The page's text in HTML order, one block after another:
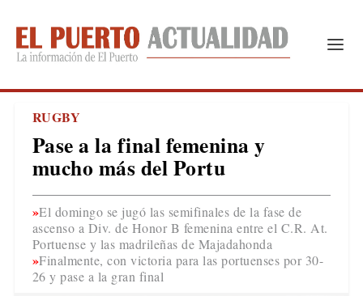
RUGBY
Pase a la final femenina y
mucho más del Portu
El domingo se jugó las semifinales de la fase de
ascenso a Div. de Honor B femenina entre el C.R. At.
Portuense y las madrileñas de Majadahonda
Finalmente, con victoria para las portuenses por 30-
26 y pase a la gran final